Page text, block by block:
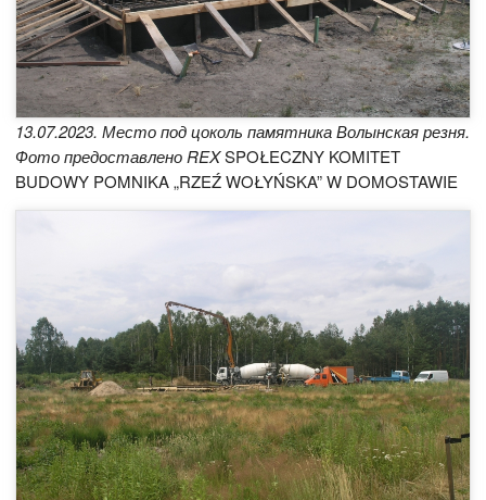
13.07.2023. Место под цоколь памятника Волынская резня.
Фото предоставлено REXSPOŁECZNY KOMITET
BUDOWY POMNIKA „RZEŹ WOŁYŃSKA” W DOMOSTAWIE